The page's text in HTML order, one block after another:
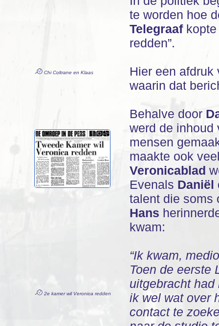
te worden hoe
Telegraafkopte
redden”.
Hier een
waarin dat
Behalve door
werd de
mensen
maakte ook
Veronicablad
Evenals Daniël
talent die soms
Hans
kwam:
“Ik kwam,
Toen de eerste
uitgebracht
ik wel wat over
contact te
Chi Coltrane en Klaas
2e kamer wil Veronica redden